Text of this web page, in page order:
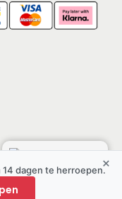
Aankoopbescherming
dagen te herroepen.×